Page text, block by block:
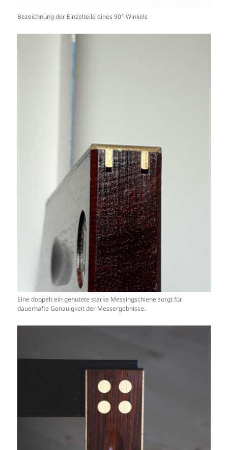
Bezeichnung der Einzelteile eines 90°-Winkels
Eine doppelt ein genutete starke Messingschiene sorgt für
dauerhafte Genauigkeit der Messergebnisse.